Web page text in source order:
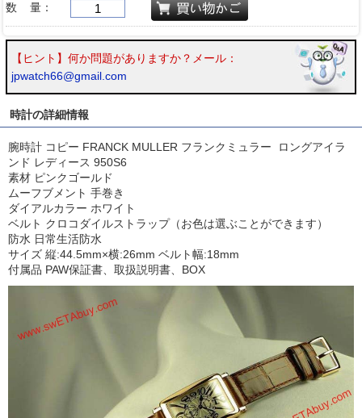
数 量：
【ヒント】何か問題がありますか？メール：
jpwatch66@gmail.com
時計の詳細情報
腕時計 コピー FRANCK MULLER フランクミュラー ロングアイラ
ンド レディース 950S6
素材 ピンクゴールド
ムーフブメント 手巻き
ダイアルカラー ホワイト
ベルト クロコダイルストラップ（お色は選ぶことができます）
防水 日常生活防水
サイズ 縦:44.5mm×横:26mm ベルト幅:18mm
付属品 PAW保証書、取扱説明書、BOX